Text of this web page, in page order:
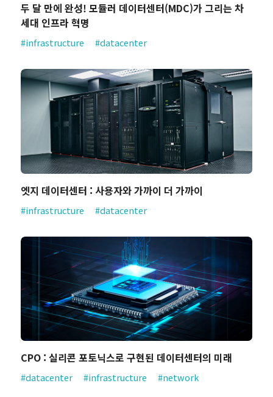
두 달 만에 완성! 모듈러 데이터센터(MDC)가 그리는 차
세대 인프라 혁명
#infrastructure #datacenter
엣지 데이터센터 : 사용자와 가까이 더 가까이
#infrastructure #datacenter
CPO : 실리콘 포토닉스로 구현된 데이터센터의 미래
#datacenter #infrastructure #network